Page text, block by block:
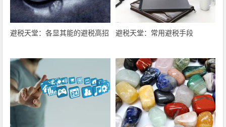
避税天堂：各显其能的避税高招 避税天堂：常用避税手段